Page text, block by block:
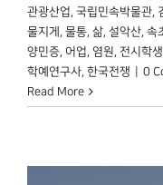
관광산업, 국립민속박물관,
물지게 , 물통, 삶, 설악산, 속
양민증, 어업, 염원, 전시학
학예연구사, 한국전쟁
0
Read More